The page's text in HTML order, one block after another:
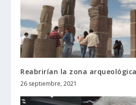
Reabrirían la zona
26 septiembre, 2021